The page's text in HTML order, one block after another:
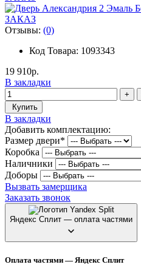
Отзывы: (0)
Код Товара: 1093343
19 910р.
В закладки
+
Купить
В закладки
Добавить комплектацию:
Размер двери*
Коробка
Наличники
Доборы
Вызвать замерщика
Заказать звонок
Яндекс Сплит — оплата частями
Оплата частями — Яндекс Сплит